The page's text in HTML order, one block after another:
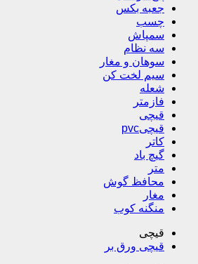
جعبه بکس
چسب
سمپاش
سه نظام
سوهان و مغار
سیم لخت کن
شعله
فازمتر
قیچی
قیچیpvc
کاتر
گیچ باد
متر
محافظ گوش
مغار
منگنه کوب
قیچی
قیچی ورق بر